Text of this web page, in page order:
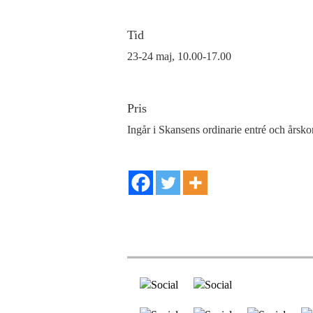
Tid
23-24 maj, 10.00-17.00
Pris
Ingår i Skansens ordinarie entré och